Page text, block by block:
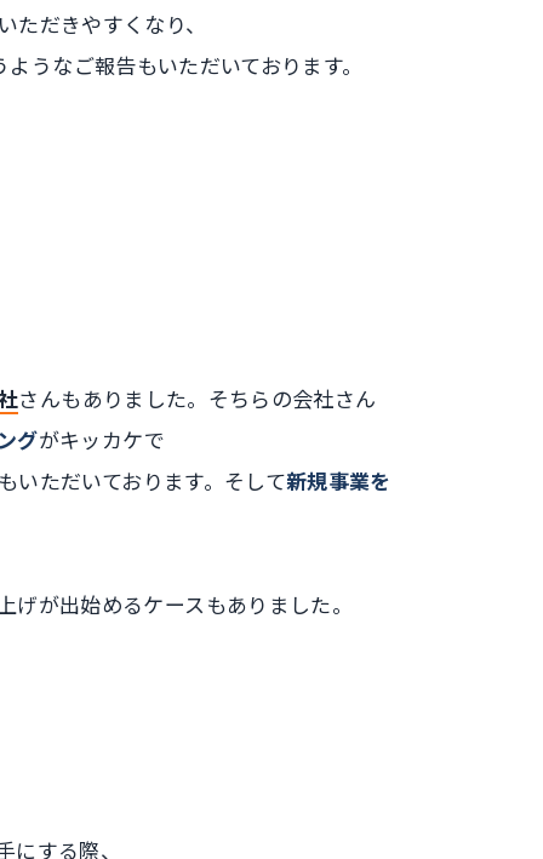
ただきやすくなり、
ようなご報告もいただいております。
さんもありました。そちらの会社さん
グがキッカケで
いただいております。そして新規事業を
げが出始めるケース もありました。
にする際、